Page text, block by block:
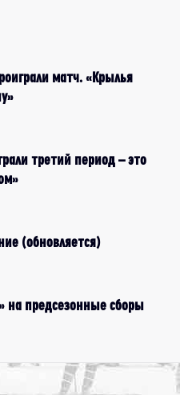
матч. «Крылья
третий период – это
(обновляется)
на предсезонные сборы